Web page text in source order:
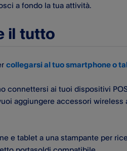
a fondo la tua attività.
il tutto
collegarsi al tuo smartphone o
connettersi ai tuoi dispositivi
aggiungere accessori
e tablet a una stampante per